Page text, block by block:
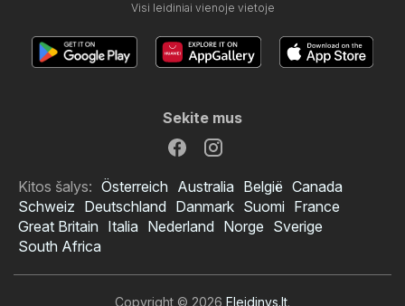
Visi leidiniai vienoje vietoje
Sekite mus
Kitos šalys: Österreich Australia België Canada
Schweiz Deutschland Danmark Suomi France
Great Britain Italia Nederland Norge Sverige
South Africa
Copyright © 2026 Eleidinys.lt.